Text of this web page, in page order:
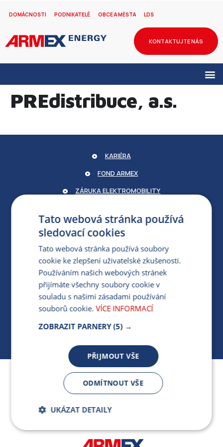
DOMÁCNOSTI PODNIKATELÉ OBCE A MĚSTA LDS
KONTAKTUJTE NÁS
PREdistribuce, a.s.
Jsme součástí skupiny ARMEX a členem Asociace
nezávislých dodavatelů energií.
KARIÉRA
FOND ARMEX
ZÁRUKA ELEKTROMOBILITY
PRO MÉDIA
MÁM DOTAZ KE STÁVAJÍCÍ SMLOUVĚ
412 154 154
PO-PÁ 7:30-17:00
Tato webová stránka používá
sledovací cookies
Tato webová stránka používá soubory
cookie ke zlepšení uživatelské zkušenosti.
Používáním našich webových stránek
přijímáte všechny soubory cookie v
souladu s našimi zásadami používání
souborů cookie. VÍCE INFORMACÍ
ZOBRAZIT PARNERY (5) →
PŘIJMOUT VŠE
ODMÍTNOUT VŠE
UKÁZAT DETAILY
Bezpodmínečně
nutné soubory
Výkonnostní